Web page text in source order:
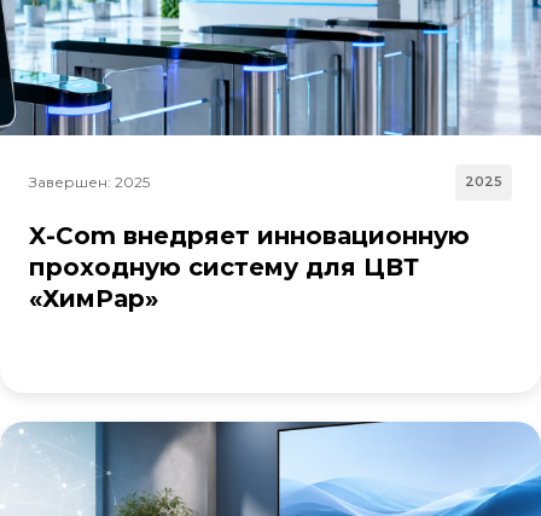
Завершен: 2025 2025
X-Com внедряет инновационную
проходную систему для ЦВТ
«ХимРар»